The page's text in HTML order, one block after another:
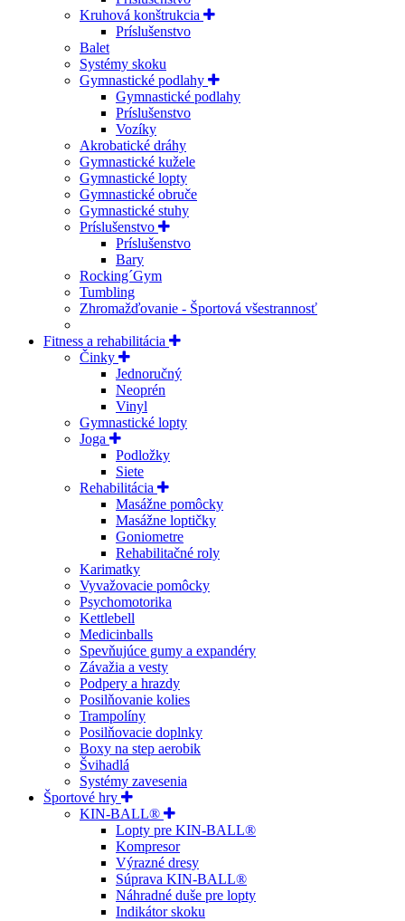
Kruhová konštrukcia
Príslušenstvo
Balet
Systémy skoku
Gymnastické podlahy
Gymnastické podlahy
Príslušenstvo
Vozíky
Akrobatické dráhy
Gymnastické kužele
Gymnastické lopty
Gymnastické obruče
Gymnastické stuhy
Príslušenstvo
Príslušenstvo
Bary
Rocking´Gym
Tumbling
Zhromažďovanie - Športová všestrannosť
Fitness a rehabilitácia
Činky
Jednoručný
Neoprén
Vinyl
Gymnastické lopty
Joga
Podložky
Siete
Rehabilitácia
Masážne pomôcky
Masážne loptičky
Goniometre
Rehabilitačné roly
Karimatky
Vyvažovacie pomôcky
Psychomotorika
Kettlebell
Medicinballs
Spevňujúce gumy a expandéry
Závažia a vesty
Podpery a hrazdy
Posilňovanie kolies
Trampolíny
Posilňovacie doplnky
Boxy na step aerobik
Švihadlá
Systémy zavesenia
Športové hry
KIN-BALL®
Lopty pre KIN-BALL®
Kompresor
Výrazné dresy
Súprava KIN-BALL®
Náhradné duše pre lopty
Indikátor skoku